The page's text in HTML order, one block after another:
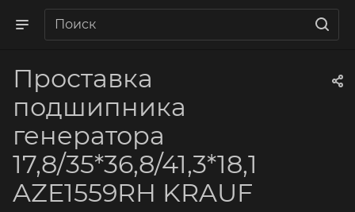
Проставка
подшипника
генератора
17,8/35*36,8/41,3*18,1
AZE1559RH KRAUF